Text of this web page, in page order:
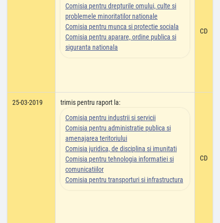
Comisia pentru drepturile omului, culte si
problemele minoritatilor nationale
Comisia pentru munca si protectie sociala
Comisia pentru aparare, ordine publica si
siguranta nationala
CD
25-03-2019
trimis pentru raport la:
Comisia pentru industrii si servicii
Comisia pentru administratie publica si
amenajarea teritoriului
Comisia juridica, de disciplina si imunitati
Comisia pentru tehnologia informatiei si
comunicatiilor
Comisia pentru transporturi si infrastructura
CD